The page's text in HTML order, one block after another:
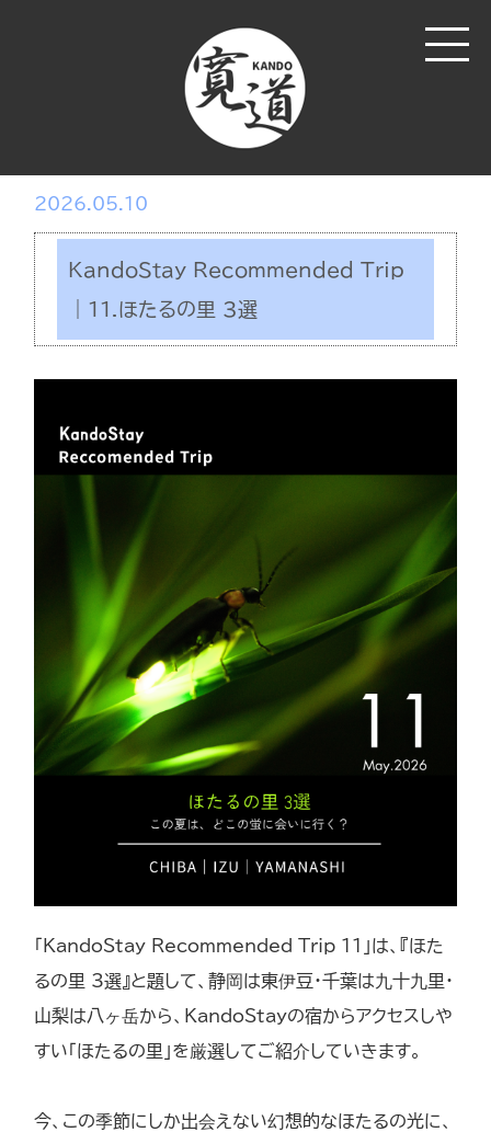
2026.05.10
KandoStay Recommended Trip
｜11.ほたるの里 3選
「KandoStay Recommended Trip 11」は、『ほた
るの里 3選』と題して、静岡は東伊豆・千葉は九十九里・
山梨は八ヶ岳から、KandoStayの宿からアクセスしや
すい「ほたるの里」を厳選してご紹介していきます。
今、この季節にしか出会えない幻想的なほたるの光に、